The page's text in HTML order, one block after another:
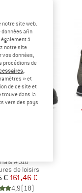
#510
groupde loisirs
Prix
€Prix réduit
161,46 €
4,9(18)
site web.
afin
à
notre site
données,
procédions de
» et
de ce site et
trouve dans la
vers des pays